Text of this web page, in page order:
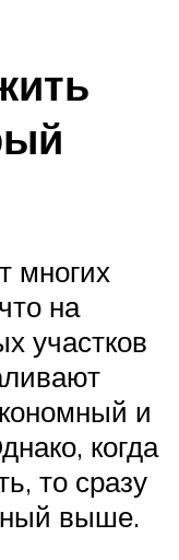
многих
на
участков
и
когда
то сразу
выше.